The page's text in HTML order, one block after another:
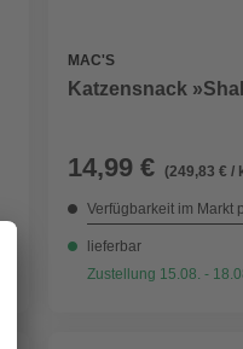
MAC'S
Katzensnack
14,99 € (249,83 € /
Verfügbarkeit im Markt
lieferbar
Zustellung 15.08. -